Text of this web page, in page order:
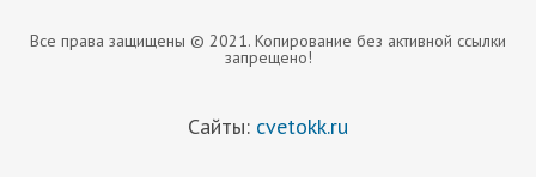
Все права защищены © 2021. Копирование без активной ссылки
запрещено!
Сайты: cvetokk.ru